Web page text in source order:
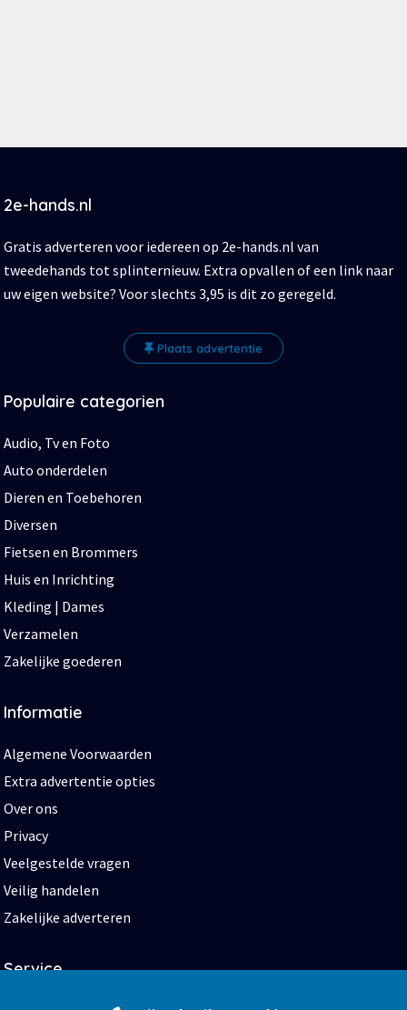
2e-hands.nl
Gratis adverteren voor iedereen op 2e-hands.nl van
tweedehands tot splinternieuw. Extra opvallen of een link naar
uw eigen website? Voor slechts 3,95 is dit zo geregeld.
Plaats advertentie
Populaire categorien
Audio, Tv en Foto
Auto onderdelen
Dieren en Toebehoren
Diversen
Fietsen en Brommers
Huis en Inrichting
Kleding | Dames
Verzamelen
Zakelijke goederen
Informatie
Algemene Voorwaarden
Extra advertentie opties
Over ons
Privacy
Veelgestelde vragen
Veilig handelen
Zakelijke adverteren
Service